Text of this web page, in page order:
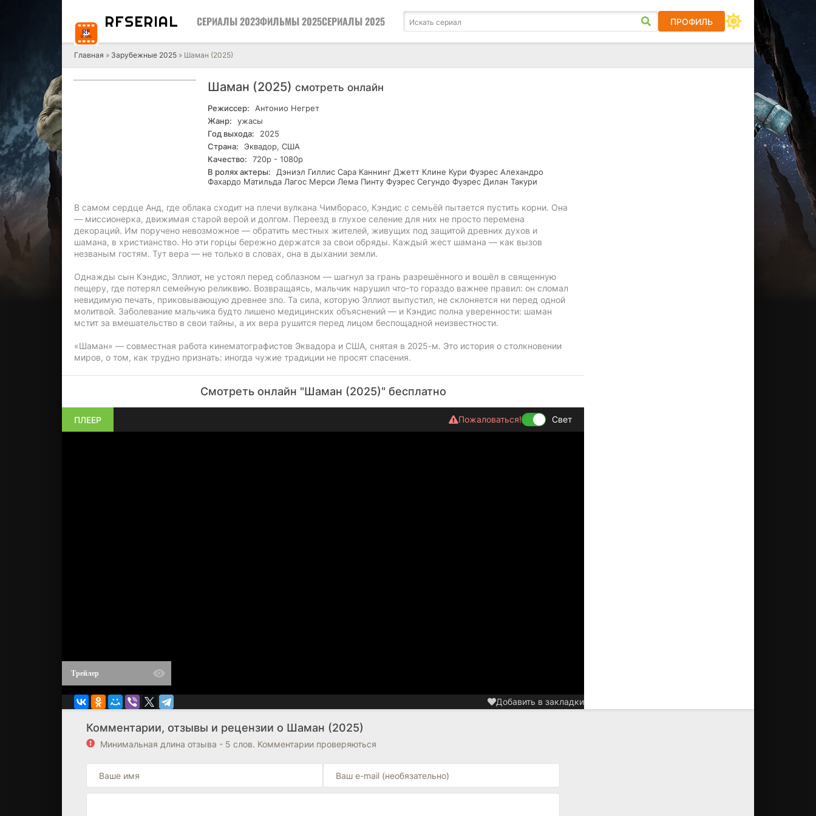
RFSERIAL СЕРИАЛЫ 2023ФИЛЬМЫ 2025СЕРИАЛЫ 2025 ПРОФИЛЬ
Главная » Зарубежные 2025 » Шаман (2025)
Шаман (2025) смотреть онлайн
Режиссер:
Антонио Негрет
Жанр:
ужасы
Год выхода:
2025
Страна:
Эквадор, США
Качество:
720р - 1080р
В ролях актеры:
Дэниэл Гиллис Сара Каннинг Джетт Клине Кури Фуэрес Алехандро
Фахардо Матильда Лагос Мерси Лема Пинту Фуэрес Сегундо Фуэрес Дилан Такури
В самом сердце Анд, где облака сходит на плечи вулкана Чимборасо, Кэндис с семьёй пытается пустить корни. Она
— миссионерка, движимая старой верой и долгом. Переезд в глухое селение для них не просто перемена
декораций. Им поручено невозможное — обратить местных жителей, живущих под защитой древних духов и
шамана, в христианство. Но эти горцы бережно держатся за свои обряды. Каждый жест шамана — как вызов
незваным гостям. Тут вера — не только в словах, она в дыхании земли.
Однажды сын Кэндис, Эллиот, не устоял перед соблазном — шагнул за грань разрешённого и вошёл в священную
пещеру, где потерял семейную реликвию. Возвращаясь, мальчик нарушил что-то гораздо важнее правил: он сломал
невидимую печать, приковывающую древнее зло. Та сила, которую Эллиот выпустил, не склоняется ни перед одной
молитвой. Заболевание мальчика будто лишено медицинских объяснений — и Кэндис полна уверенности: шаман
мстит за вмешательство в свои тайны, а их вера рушится перед лицом беспощадной неизвестности.
«Шаман» — совместная работа кинематографистов Эквадора и США, снятая в 2025-м. Это история о столкновении
миров, о том, как трудно признать: иногда чужие традиции не просят спасения.
Смотреть онлайн "Шаман (2025)" бесплатно
ПЛЕЕР Пожаловаться! Свет
Трейлер
Добавить в закладки
Комментарии, отзывы и рецензии о Шаман (2025)
Минимальная длина отзыва - 5 слов. Комментарии проверяються